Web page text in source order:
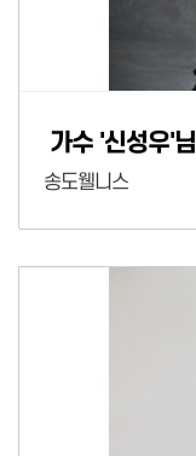
가수 '신성우'님
송도웰니스